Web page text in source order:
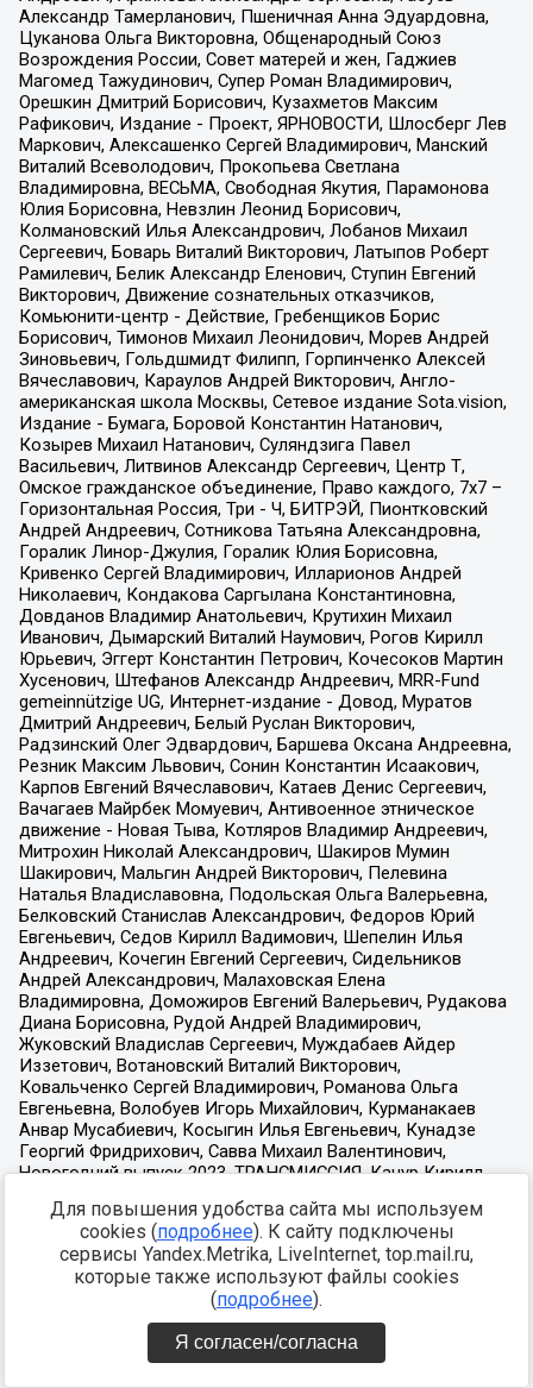
Для повышения удобства сайта мы используем
cookies (подробнее). К сайту подключены
сервисы Yandex.Metrika, LiveInternet, top.mail.ru,
которые также используют файлы cookies
(подробнее).
Я согласен/согласна